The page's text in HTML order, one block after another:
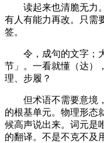
读起来也清脆无力。
有人有能力再改。只需
签。
令，成句的文字；大
节」。一看就懂（达）
理、步履？
但术语不需要意境，
的根基单元。物理形态
候高声说出来。词元是
的翻译。不是不克不及